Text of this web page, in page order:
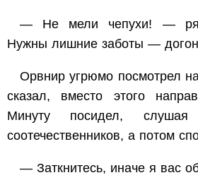
— Не мели чепухи! —
Нужны лишние заботы —
Орвнир угрюмо посмотрел
сказал, вместо этого
Минуту посидел, слушая
соотечественников, а потом
— Заткнитесь, иначе я вас